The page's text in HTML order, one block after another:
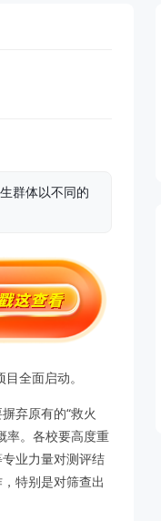
群体以不同的
全面启动。
弃原有的“救火
率。各校要高度重
业力量对测评结
特别是对筛查出